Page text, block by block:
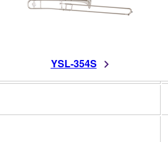
YSL-354S